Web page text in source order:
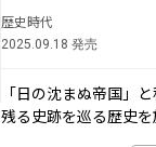
歴史時代
2025.09.18 発売
「日の沈まぬ帝国」
残る史跡を巡る歴史を